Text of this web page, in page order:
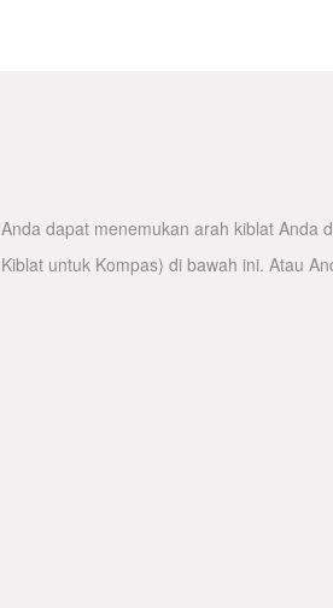
Anda dapat menemukan arah kiblat Anda
Kiblat untuk Kompas) di bawah ini. Atau